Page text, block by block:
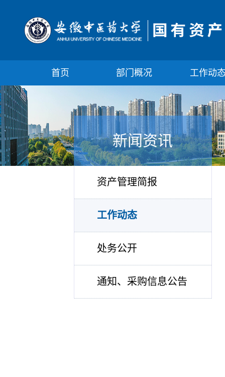
首页 部门概况 工作动
新闻资讯
资产管理简报
工作动态
处务公开
通知、采购信息公告